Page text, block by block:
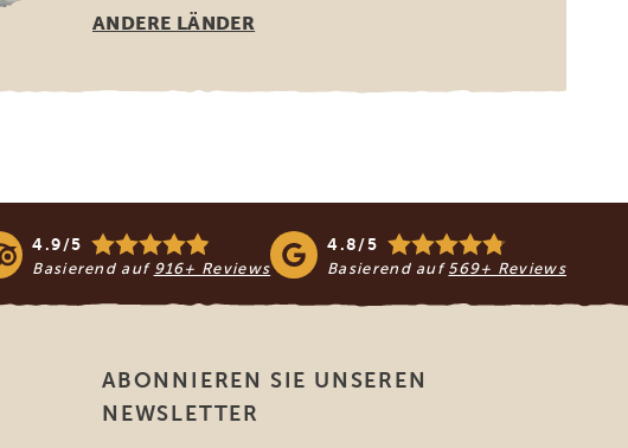
ANDERE LÄNDER
4.9/5
Basierend auf 916+ Reviews
4.8/5
Basierend auf 569+ Reviews
ABONNIEREN SIE UNSEREN
NEWSLETTER